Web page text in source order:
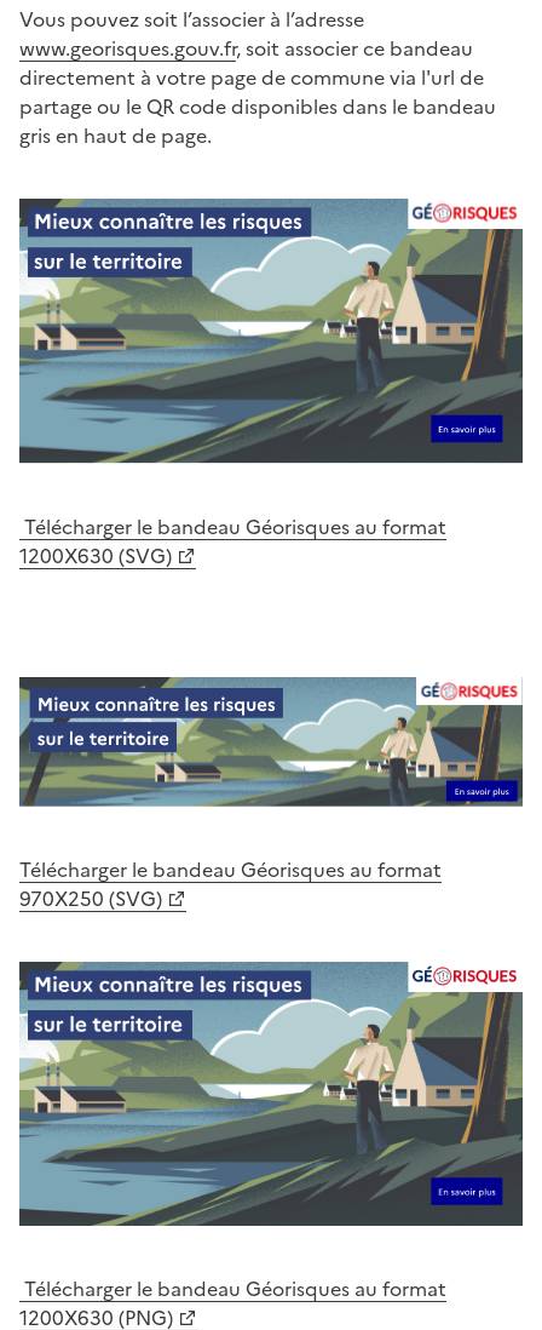
Vous pouvez soit l’associer à l’adresse
www.georisques.gouv.fr, soit associer ce bandeau
directement à votre page de commune via l'url de
partage ou le QR code disponibles dans le bandeau
gris en haut de page.
Télécharger le bandeau Géorisques au format
1200X630 (SVG)
Télécharger le bandeau Géorisques au format
970X250 (SVG)
Télécharger le bandeau Géorisques au format
1200X630 (PNG)